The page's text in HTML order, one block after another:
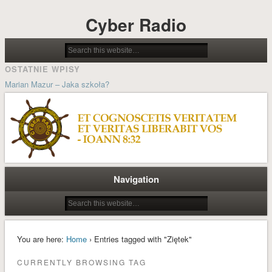
Cyber Radio
OSTATNIE WPISY
Marian Mazur – Jaka szkoła?
Jolanta Wilsz – Możliwości stwarzane przez psychocybernetykę w
procesach pedagogicznych
Ludzie cybernetyki – Grzegorz Dorobek wspomina Docenta Józefa
Kosseckiego
Historia systemu sterowania kościoła katolickiego
Wielkanoc A.D. MMXIX
październik 2021
styczeń 2021
Navigation
You are here: Home› Entries tagged with "Ziętek"
CURRENTLY BROWSING TAG